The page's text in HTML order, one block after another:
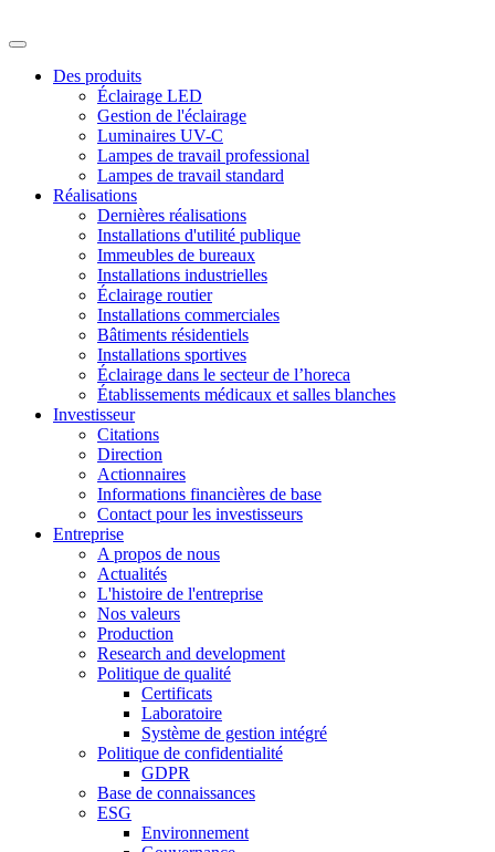
Des produits
Éclairage LED
Gestion de l'éclairage
Luminaires UV-C
Lampes de travail professional
Lampes de travail standard
Réalisations
Dernières réalisations
Installations d'utilité publique
Immeubles de bureaux
Installations industrielles
Éclairage routier
Installations commerciales
Bâtiments résidentiels
Installations sportives
Éclairage dans le secteur de l’horeca
Établissements médicaux et salles blanches
Investisseur
Citations
Direction
Actionnaires
Informations financières de base
Contact pour les investisseurs
Entreprise
A propos de nous
Actualités
L'histoire de l'entreprise
Nos valeurs
Production
Research and development
Politique de qualité
Certificats
Laboratoire
Système de gestion intégré
Politique de confidentialité
GDPR
Base de connaissances
ESG
Environnement